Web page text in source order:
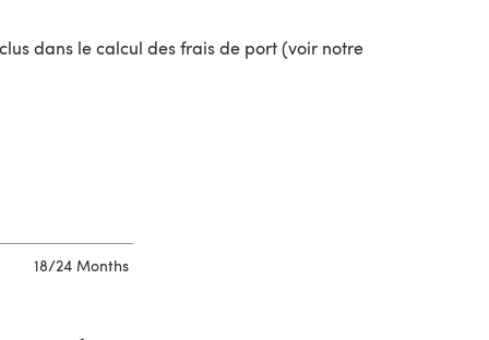
dans le calcul des frais de port (voir notre
onglet)
18/24 Months